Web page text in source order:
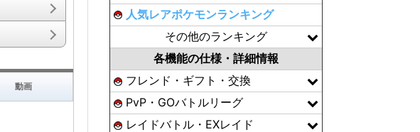
動画
人気レアポケモンランキング
その他のランキング
各機能の仕様・詳細情報
フレンド・ギフト・交換
PvP・GOバトルリーグ
レイドバトル・EXレイド